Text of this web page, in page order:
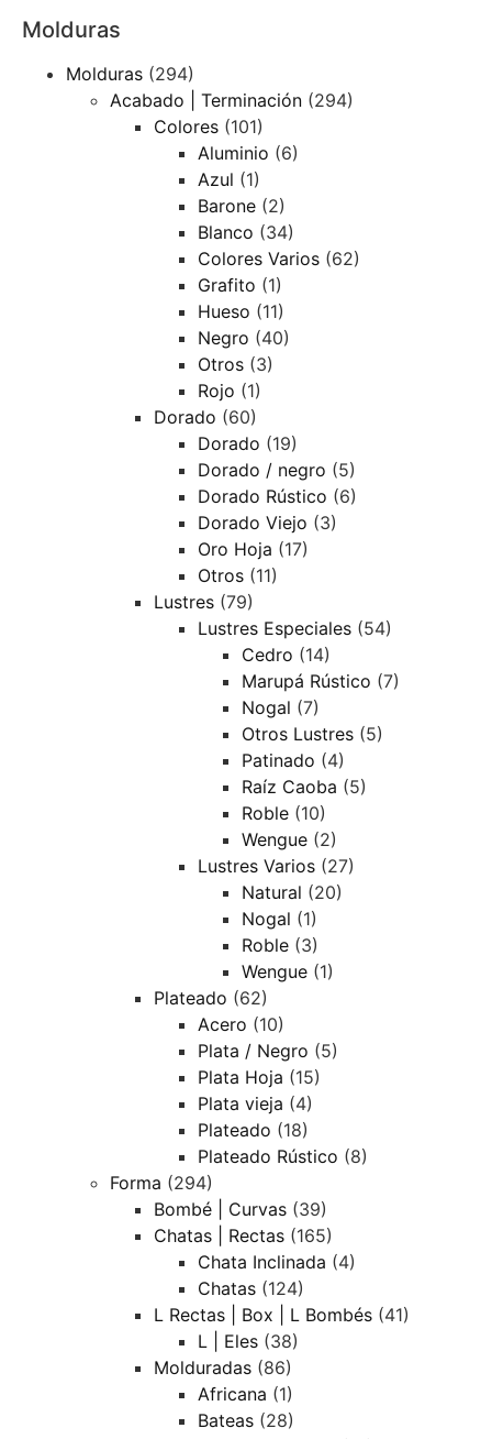
Molduras
Molduras (294)
Acabado | Terminación (294)
Colores (101)
Aluminio (6)
Azul (1)
Barone (2)
Blanco (34)
Colores Varios (62)
Grafito (1)
Hueso (11)
Negro (40)
Otros (3)
Rojo (1)
Dorado (60)
Dorado (19)
Dorado / negro (5)
Dorado Rústico (6)
Dorado Viejo (3)
Oro Hoja (17)
Otros (11)
Lustres (79)
Lustres Especiales (54)
Cedro (14)
Marupá Rústico (7)
Nogal (7)
Otros Lustres (5)
Patinado (4)
Raíz Caoba (5)
Roble (10)
Wengue (2)
Lustres Varios (27)
Natural (20)
Nogal (1)
Roble (3)
Wengue (1)
Plateado (62)
Acero (10)
Plata / Negro (5)
Plata Hoja (15)
Plata vieja (4)
Plateado (18)
Plateado Rústico (8)
Forma (294)
Bombé | Curvas (39)
Chatas | Rectas (165)
Chata Inclinada (4)
Chatas (124)
L Rectas | Box | L Bombés (41)
L | Eles (38)
Molduradas (86)
Africana (1)
Bateas (28)